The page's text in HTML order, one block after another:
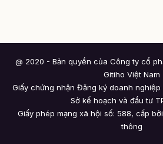
@ 2020 - Bản quyền của Công ty cổ
Gitiho Việt Nam
Giấy chứng nhận Đăng ký doanh nghiệp
Sở kế hoạch và đầu tư
Giấy phép mạng xã hội số: 588, cấp
thông